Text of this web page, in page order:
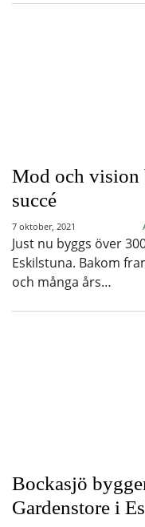
Mod och vision
succé
7 oktober, 2021
Just nu byggs över
Eskilstuna. Bakom
och många års…
Bockasjö
Gardenstore i